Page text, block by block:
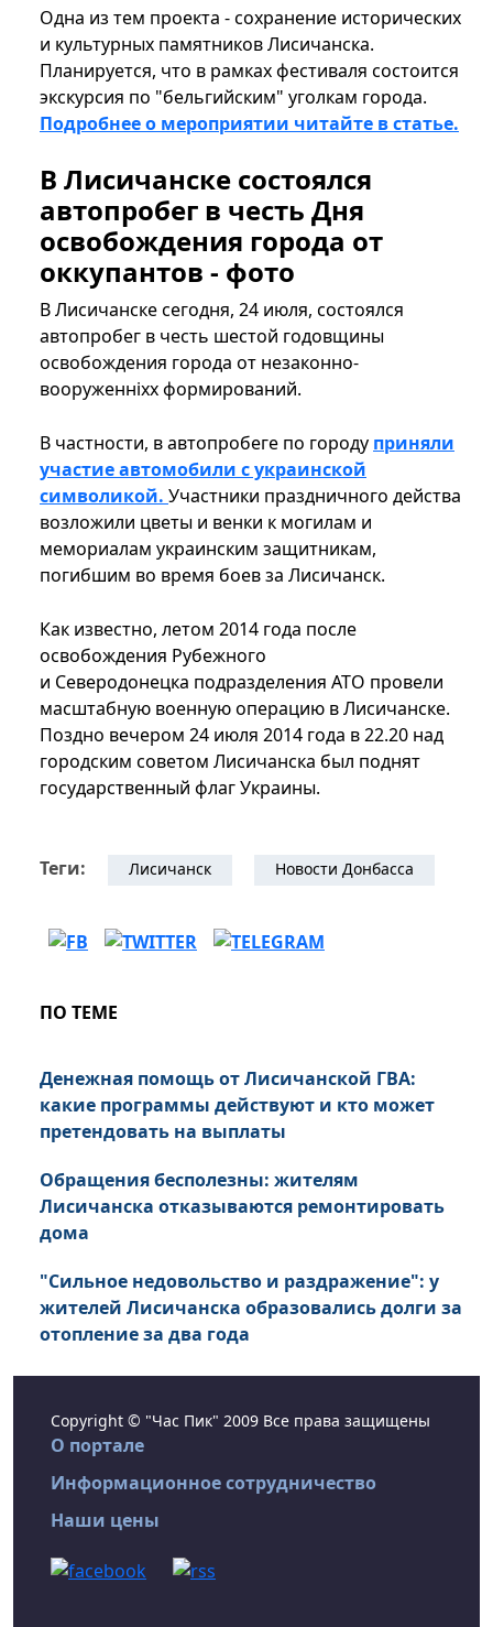
Одна из тем проекта - сохранение исторических
и культурных памятников Лисичанска.
Планируется, что в рамках фестиваля состоится
экскурсия по "бельгийским" уголкам города.
Подробнее о мероприятии читайте в статье.
В Лисичанске состоялся
автопробег в честь Дня
освобождения города от
оккупантов - фото
В Лисичанске сегодня, 24 июля, состоялся
автопробег в честь шестой годовщины
освобождения города от незаконно-
вооруженніхх формирований.
В частности, в автопробеге по городу приняли
участие автомобили с украинской
символикой. Участники праздничного действа
возложили цветы и венки к могилам и
мемориалам украинским защитникам,
погибшим во время боев за Лисичанск.
Как известно, летом 2014 года после
освобождения Рубежного
и Северодонецка подразделения АТО провели
масштабную военную операцию в Лисичанске.
Поздно вечером 24 июля 2014 года в 22.20 над
городским советом Лисичанска был поднят
государственный флаг Украины.
Теги: Лисичанск Новости Донбасса
ПО ТЕМЕ
Денежная помощь от Лисичанской ГВА:
какие программы действуют и кто может
претендовать на выплаты
Обращения бесполезны: жителям
Лисичанска отказываются ремонтировать
дома
"Сильное недовольство и раздражение": у
жителей Лисичанска образовались долги за
отопление за два года
Copyright © "Час Пик" 2009 Все права защищены
О портале
Информационное сотрудничество
Наши цены